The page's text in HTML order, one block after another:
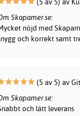
(5 av 5) av
Skapamer.se:
nöjd med
och korrekt samt
(5 av 5) av
Skapamer.se:
och lätt leverans